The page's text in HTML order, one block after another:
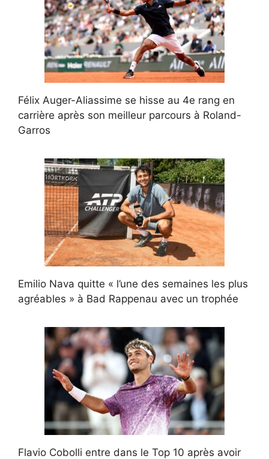
Félix Auger-Aliassime se hisse au 4e rang en
carrière après son meilleur parcours à Roland-
Garros
Emilio Nava quitte « l’une des semaines les plus
agréables » à Bad Rappenau avec un trophée
Flavio Cobolli entre dans le Top 10 après avoir